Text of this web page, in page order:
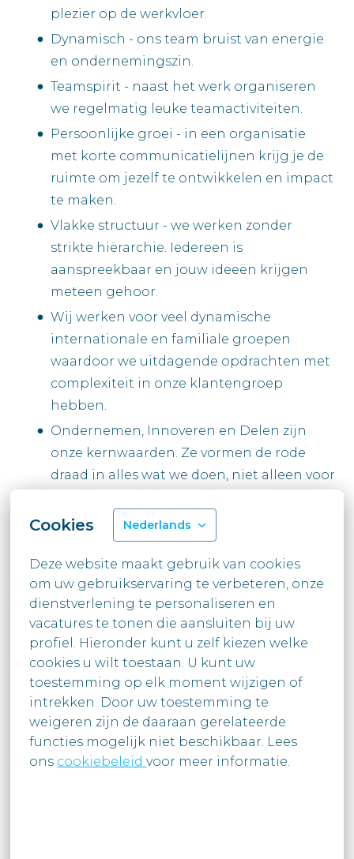
Cookies Nederlands
Deze website maakt gebruik van cookies
om uw gebruikservaring te verbeteren, onze
dienstverlening te personaliseren en
vacatures te tonen die aansluiten bij uw
profiel. Hieronder kunt u zelf kiezen welke
cookies u wilt toestaan. U kunt uw
toestemming op elk moment wijzigen of
intrekken. Door uw toestemming te
weigeren zijn de daaraan gerelateerde
functies mogelijk niet beschikbaar. Lees
ons cookiebeleid voor meer informatie.
plezier op de werkvloer.
Dynamisch - ons team bruist van energie
en ondernemingszin.
Teamspirit - naast het werk organiseren
we regelmatig leuke teamactiviteiten.
Persoonlijke groei - in een organisatie
met korte communicatielijnen krijg je de
ruimte om jezelf te ontwikkelen en impact
te maken.
Vlakke structuur - we werken zonder
strikte hiërarchie. Iedereen is
aanspreekbaar en jouw ideeën krijgen
meteen gehoor.
Wij werken voor veel dynamische
internationale en familiale groepen
waardoor we uitdagende opdrachten met
complexiteit in onze klantengroep
hebben.
Ondernemen, Innoveren en Delen zijn
onze kernwaarden. Ze vormen de rode
draad in alles wat we doen, niet alleen voor
medewerkers.
Wij helpen jou om te groeien naar de
beste versie van jezelf. Want dat zit
ingebakken in onze missie.
Wij werken vanuit onze regionale
kantoren te Hasselt en Pelt met korte
verplaatsingstijd, zodat ook jouw privé-
leven in balans blijft.
Je ontvangt een marktconform loon dat
volledig in lijn ligt met jouw ervaring en
capaciteiten, aangevuld met heel wat
andere interessante voordelen.